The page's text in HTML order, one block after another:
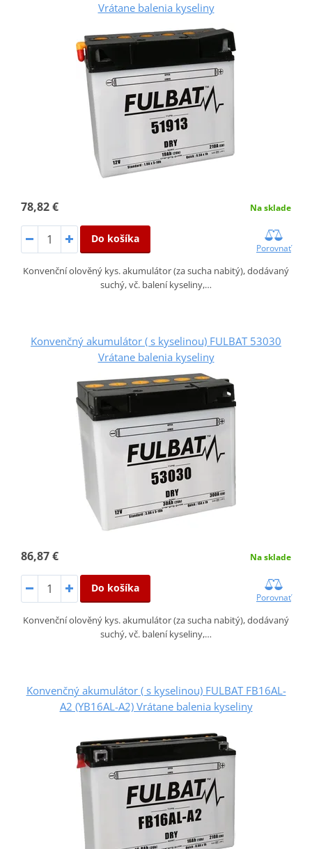
Vrátane balenia kyseliny
78,82 € Na sklade
Do košíka
Porovnať
Konvenční olověný kys. akumulátor (za sucha nabitý), dodávaný
suchý, vč. balení kyseliny,…
Konvenčný akumulátor ( s kyselinou) FULBAT 53030
Vrátane balenia kyseliny
86,87 € Na sklade
Do košíka
Porovnať
Konvenční olověný kys. akumulátor (za sucha nabitý), dodávaný
suchý, vč. balení kyseliny,…
Konvenčný akumulátor ( s kyselinou) FULBAT FB16AL-
A2 (YB16AL-A2) Vrátane balenia kyseliny